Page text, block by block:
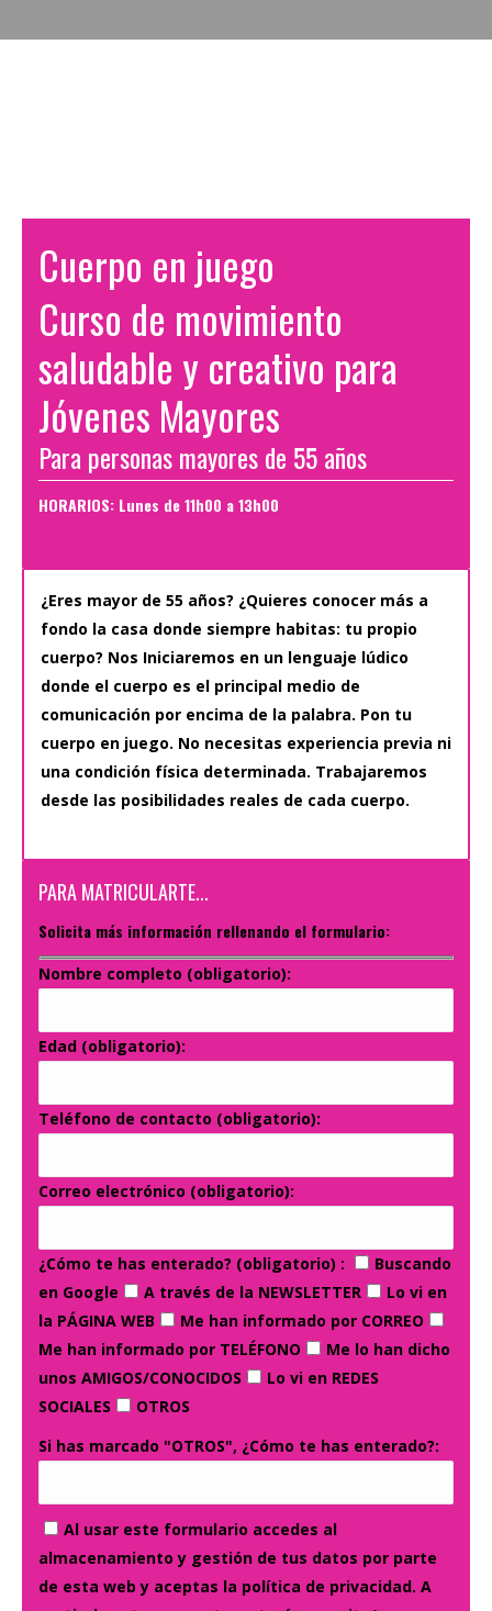
Cuerpo en juego
Curso de movimiento
saludable y creativo para
Jóvenes Mayores
Para personas mayores de 55 años
HORARIOS: Lunes de 11h00 a 13h00
¿Eres mayor de 55 años? ¿Quieres conocer más a
fondo la casa donde siempre habitas: tu propio
cuerpo? Nos Iniciaremos en un lenguaje lúdico
donde el cuerpo es el principal medio de
comunicación por encima de la palabra. Pon tu
cuerpo en juego. No necesitas experiencia previa ni
una condición física determinada. Trabajaremos
desde las posibilidades reales de cada cuerpo.
PARA MATRICULARTE...
Solicita más información rellenando el formulario:
Nombre completo (obligatorio):
Edad (obligatorio):
Teléfono de contacto (obligatorio):
Correo electrónico (obligatorio):
¿Cómo te has enterado? (obligatorio) :
Buscando
en Google
A través de la NEWSLETTER
Lo vi en
la PÁGINA WEB
Me han informado por CORREO
Me han informado por TELÉFONO
Me lo han dicho
unos AMIGOS/CONOCIDOS
Lo vi en REDES
SOCIALES
OTROS
Si has marcado "OTROS", ¿Cómo te has enterado?:
Al usar este formulario accedes al
almacenamiento y gestión de tus datos por parte
de esta web y aceptas la política de privacidad. A